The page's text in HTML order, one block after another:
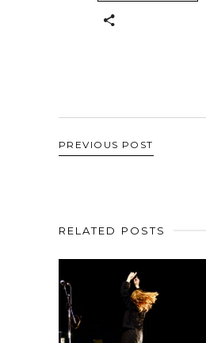
PREVIOUS POST
RELATED POSTS